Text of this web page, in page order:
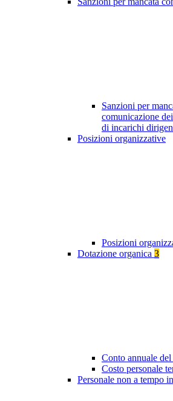
Sanzioni per
comunicazione
di incarichi
Posizioni organizzative
Posizioni
Dotazione organica 3
Conto annuale del
Costo personale
Personale non a tempo